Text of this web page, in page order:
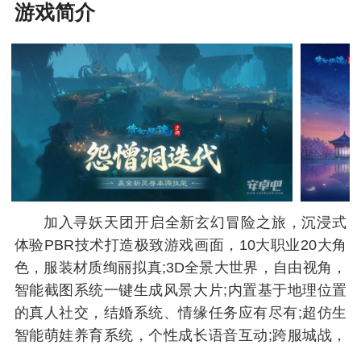
游戏简介
加入寻妖天团开启全新玄幻冒险之旅，沉浸式
体验PBR技术打造极致游戏画面，10大职业20大角
色，服装材质绚丽拟真;3D全景大世界，自由视角，
智能截图系统一键生成风景大片;内置基于地理位置
的真人社交，结婚系统、情缘任务应有尽有;超仿生
智能萌娃养育系统，个性成长语音互动;跨服城战，